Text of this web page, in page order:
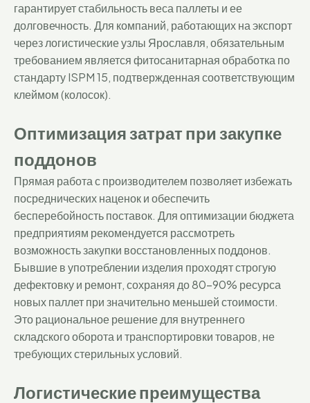
гарантирует стабильность веса паллеты и ее
долговечность. Для компаний, работающих на экспорт
через логистические узлы Ярославля, обязательным
требованием является фитосанитарная обработка по
стандарту ISPM 15, подтвержденная соответствующим
клеймом (колосок).
Оптимизация затрат при закупке
поддонов
Прямая работа с производителем позволяет избежать
посреднических наценок и обеспечить
бесперебойность поставок. Для оптимизации бюджета
предприятиям рекомендуется рассмотреть
возможность закупки восстановленных поддонов.
Бывшие в употреблении изделия проходят строгую
дефектовку и ремонт, сохраняя до 80-90% ресурса
новых паллет при значительно меньшей стоимости.
Это рациональное решение для внутреннего
складского оборота и транспортировки товаров, не
требующих стерильных условий.
Логистические преимущества